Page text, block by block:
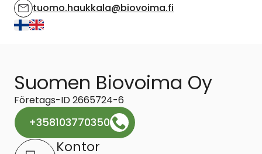
tuomo.haukkala@biovoima.fi
Suomen Biovoima Oy
Företags-ID 2665724-6
+358103770350
Kontor